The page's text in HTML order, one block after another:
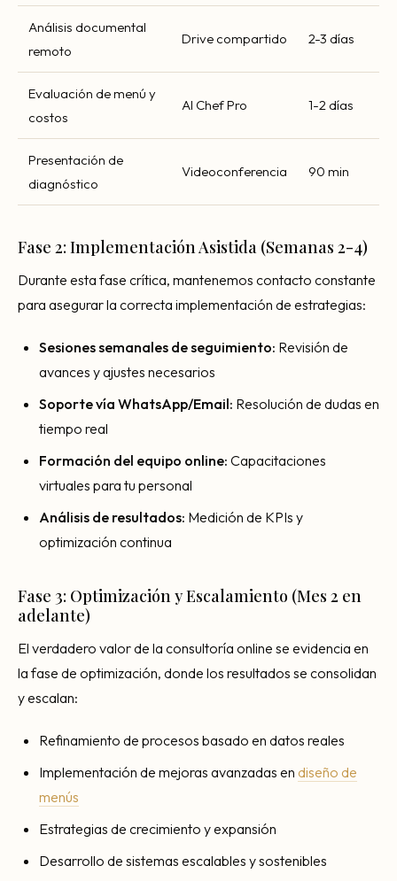
Análisis documental
remoto
Drive compartido 2-3 días
Evaluación de menú y
costos
AI Chef Pro 1-2 días
Presentación de
diagnóstico
Videoconferencia 90 min
Fase 2: Implementación Asistida (Semanas 2-4)
Durante esta fase crítica, mantenemos contacto constante
para asegurar la correcta implementación de estrategias:
Sesiones semanales de seguimiento: Revisión de
avances y ajustes necesarios
Soporte vía WhatsApp/Email: Resolución de dudas en
tiempo real
Formación del equipo online: Capacitaciones
virtuales para tu personal
Análisis de resultados: Medición de KPIs y
optimización continua
Fase 3: Optimización y Escalamiento (Mes 2 en
adelante)
El verdadero valor de la consultoría online se evidencia en
la fase de optimización, donde los resultados se consolidan
y escalan:
Refinamiento de procesos basado en datos reales
Implementación de mejoras avanzadas en diseño de
menús
Estrategias de crecimiento y expansión
Desarrollo de sistemas escalables y sostenibles